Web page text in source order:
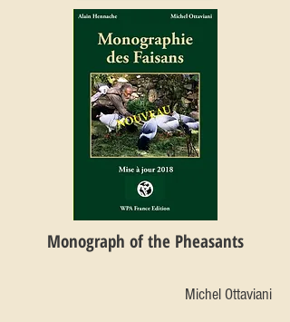
Monograph of the Pheasants
Michel Ottaviani